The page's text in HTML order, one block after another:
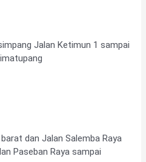
Jalan Ketimun 1 sampai
dan Jalan Salemba Raya
Paseban Raya sampai